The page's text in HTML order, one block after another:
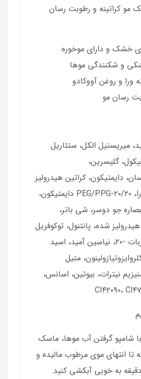
مو کراتینه و رطوبت رسان
خشک و دارای موخوره
و شکنندگی موها
ورا و روغن آووکادو
‌رسان مو
میریستیل الکل، ستئاریل
گلیسرین،
دایمتیکون، کراتین هیدرولیز
شده، ژل آلوئه ورا، PEG/PPG-۲۰/۲۰ دایمتیکون،
جو دوسر، شی باتر،
شده، پانتنول، توکوفریل
استات، پلی سوربات -۲۰، نیاسین آمید، اسید
متیل
نیترات، بیوتین، اسانس،
شامپو گرفتن آب موها، ماسک
تا انتهای موی مرطوب مالیده و